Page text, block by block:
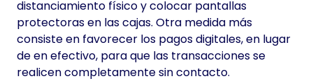
distanciamiento físico y colocar pantallas
protectoras en las cajas. Otra medida más
consiste en favorecer los pagos digitales, en lugar
de en efectivo, para que las transacciones se
realicen completamente sin contacto.